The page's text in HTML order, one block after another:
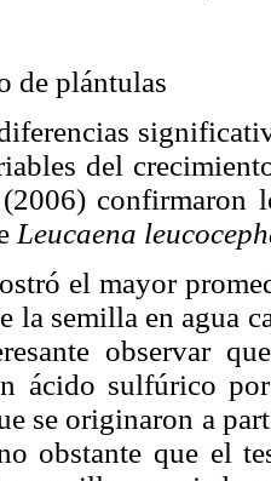
de plántulas
del
confirmaron
Leucaena
el mayor
la semilla en agua
observar
ácido sulfúrico
se originaron a
obstante que el